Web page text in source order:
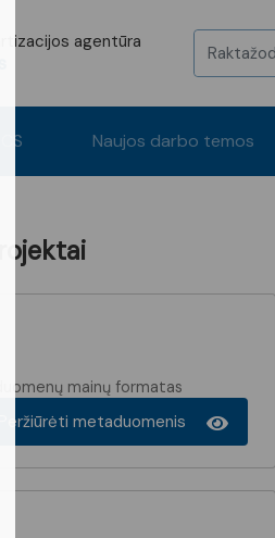
agentūra
ICS Naujos darbo temos
mainų formatas
Peržiūrėti metaduomenis